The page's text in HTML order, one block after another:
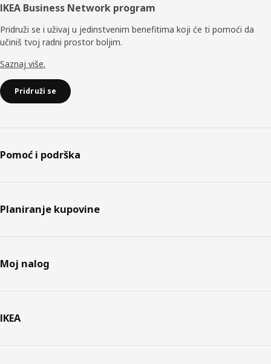
IKEA Business Network program
Pridruži se i uživaj u jedinstvenim benefitima koji će ti pomoći da
učiniš tvoj radni prostor boljim.
Saznaj više.
Pridruži se
Pomoć i podrška
Planiranje kupovine
Moj nalog
IKEA